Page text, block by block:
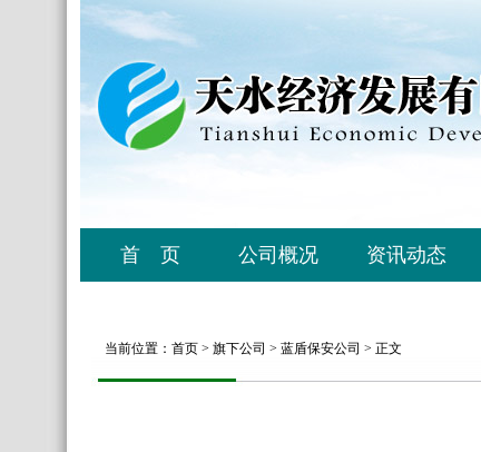
首 页 公司概况 资讯动态
当前位置： 首页 > 旗下公司 > 蓝盾保安公司 > 正文